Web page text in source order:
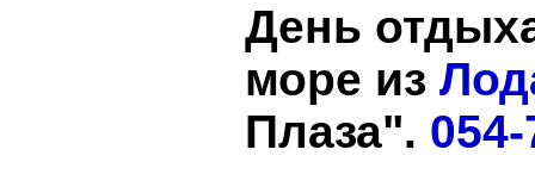
День
море из
Плаза".